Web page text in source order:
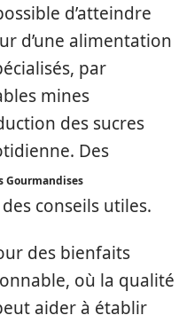
d’atteindre
d’une alimentation
par
mines
des sucres
Des
Gourmandises
conseils utiles.
des bienfaits
où la qualité
aider à établir